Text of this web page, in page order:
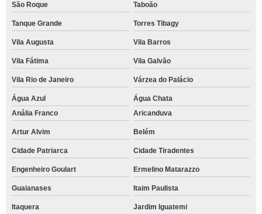
São Roque Taboão
Tanque Grande Torres Tibagy
Vila Augusta Vila Barros
Vila Fátima Vila Galvão
Vila Rio de Janeiro Várzea do Palácio
Água Azul
Água Chata
Anália Franco
Aricanduva
Artur Alvim Belém
Cidade Patriarca Cidade Tiradentes
Engenheiro Goulart Ermelino Matarazzo
Guaianases Itaim Paulista
Itaquera Jardim Iguatemi